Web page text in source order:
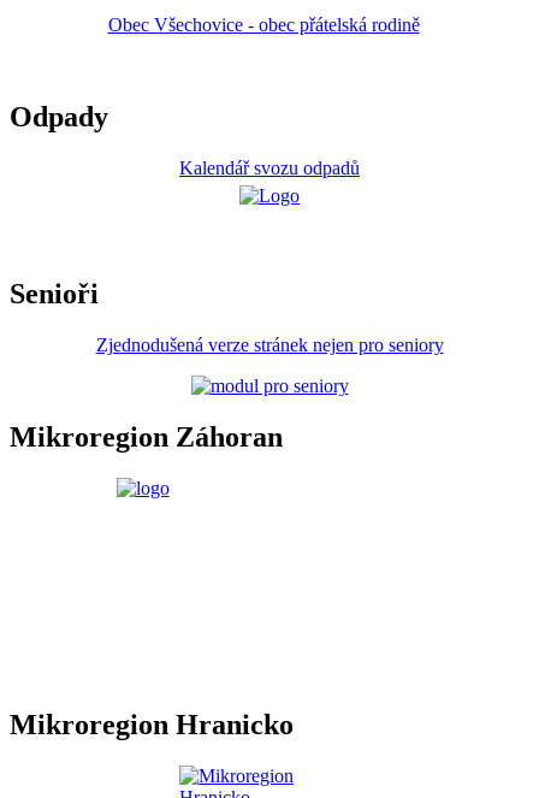
Obec Všechovice - obec přátelská rodině
Odpady
Kalendář svozu odpadů
Senioři
Zjednodušená verze stránek nejen pro seniory
Mikroregion Záhoran
Mikroregion Hranicko